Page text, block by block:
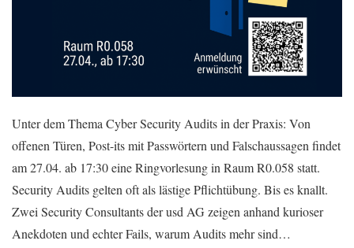
Unter dem Thema Cyber Security Audits in der Praxis: Von
offenen Türen, Post-its mit Passwörtern und Falschaussagen findet
am 27.04. ab 17:30 eine Ringvorlesung in Raum R0.058 statt.
Security Audits gelten oft als lästige Pflichtübung. Bis es knallt.
Zwei Security Consultants der usd AG zeigen anhand kurioser
Anekdoten und echter Fails, warum Audits mehr sind…